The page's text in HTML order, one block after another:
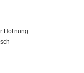
Hoffnung